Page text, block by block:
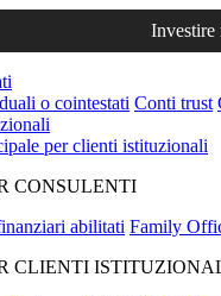
Investire
o cointestati Conti trust
per clienti istituzionali
CONSULENTI
abilitati Family
CLIENTI